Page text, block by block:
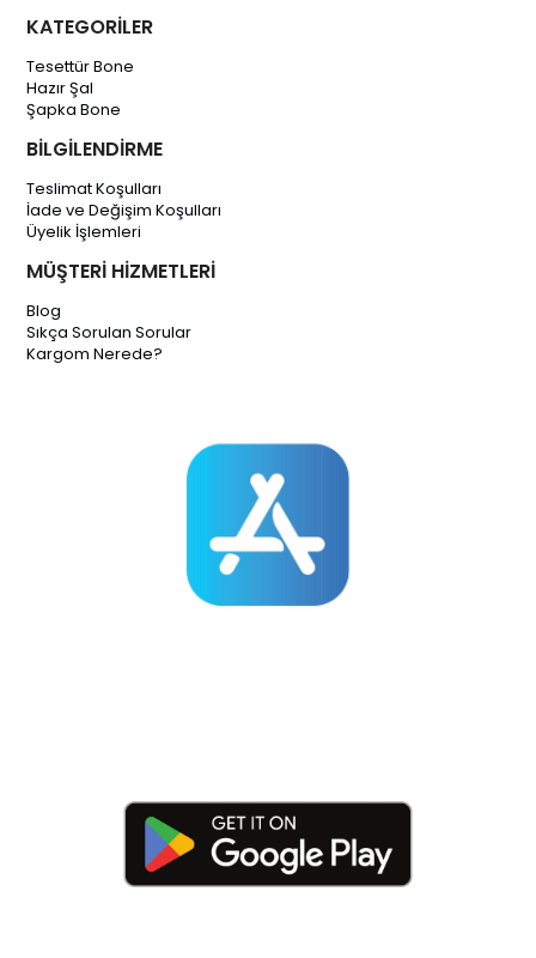
KATEGORİLER
Tesettür Bone
Hazır Şal
Şapka Bone
BİLGİLENDİRME
Teslimat Koşulları
İade ve Değişim Koşulları
Üyelik İşlemleri
MÜŞTERİ HİZMETLERİ
Blog
Sıkça Sorulan Sorular
Kargom Nerede?